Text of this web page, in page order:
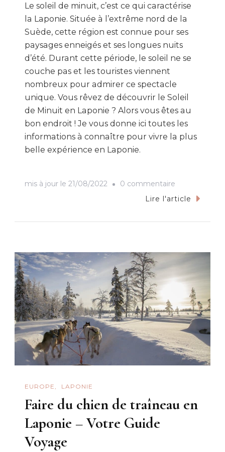
Le soleil de minuit, c’est ce qui caractérise
la Laponie. Située à l’extrême nord de la
Suède, cette région est connue pour ses
paysages enneigés et ses longues nuits
d’été. Durant cette période, le soleil ne se
couche pas et les touristes viennent
nombreux pour admirer ce spectacle
unique. Vous rêvez de découvrir le Soleil
de Minuit en Laponie ? Alors vous êtes au
bon endroit ! Je vous donne ici toutes les
informations à connaître pour vivre la plus
belle expérience en Laponie.
mis à jour le 21/08/2022 0 commentaire
Découvrez
Laponie,
une
expérience
hors
du
commun
Lire l'article
EUROPE LAPONIE
Faire du chien de traîneau en
Laponie – Votre Guide
Voyage